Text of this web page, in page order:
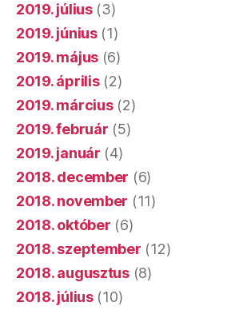
2019. július(3)
2019. június(1)
2019. május (6)
2019. április(2)
2019. március(2)
2019. február (5)
2019. január (4)
2018. december (6)
2018. november (11)
2018. október (6)
2018. szeptember (12)
2018. augusztus(8)
2018. július(10)